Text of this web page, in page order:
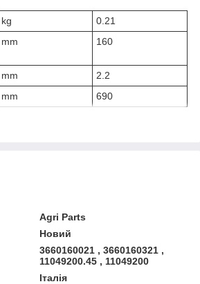
kg
0.21
mm 160
mm
2.2
mm 690
Agri Parts
Новий
3660160021 , 3660160321 ,
11049200.45 , 11049200
Італія